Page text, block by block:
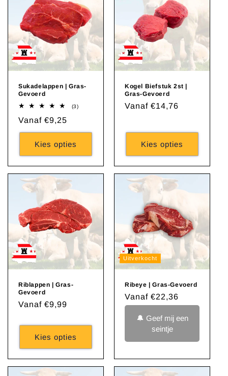
Sukadelappen | Gras-
Gevoerd
(3)3
Normale
prijs
Vanaf €9,25
Kies opties
Kogel Biefstuk 2st |
Gras-Gevoerd
Normale
Vanaf €14,76
Kies opties
Riblappen | Gras-
Gevoerd
Normale
Vanaf €9,99
Kies opties
Uitverkocht
Ribeye | Gras-Gevoerd
Normale
prijs
Vanaf €22,36
🔔 Geef mij een
seintje